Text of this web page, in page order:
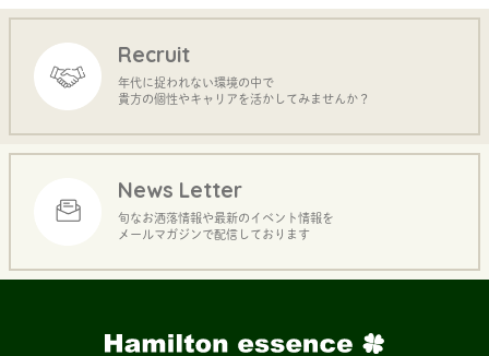
Recruit
年代に捉われない環境の中で
貴方の個性やキャリアを活かしてみませんか？
News Letter
旬なお洒落情報や最新のイベント情報を
メールマガジンで配信しております